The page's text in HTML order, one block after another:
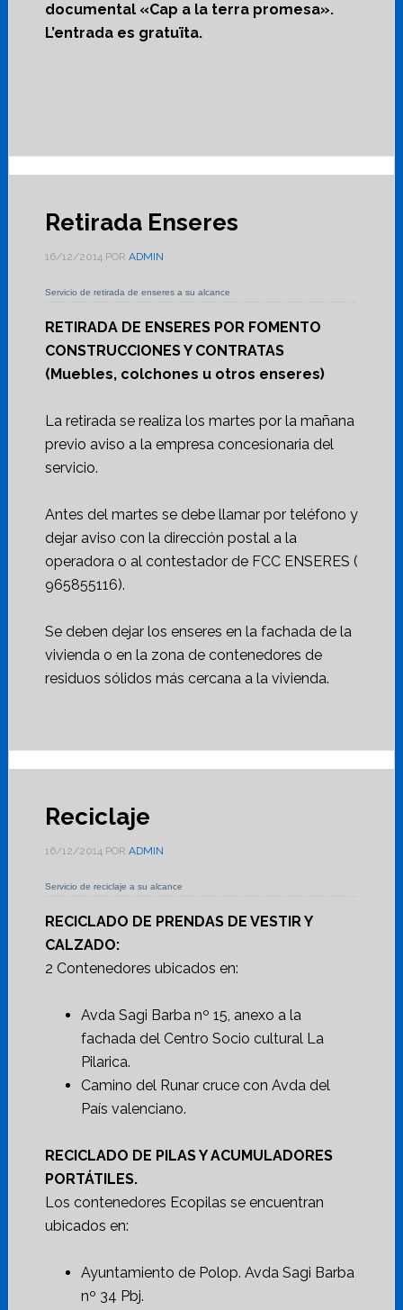
documental «Cap a la terra promesa».
L’entrada es gratuïta.
Retirada Enseres
16/12/2014POR ADMIN
Servicio de retirada de enseres a su alcance
RETIRADA DE ENSERES POR FOMENTO
CONSTRUCCIONES Y CONTRATAS
(Muebles, colchones u otros enseres)
La retirada se realiza los martes por la mañana
previo aviso a la empresa concesionaria del
servicio.
Antes del martes se debe llamar por teléfono y
dejar aviso con la dirección postal a la
operadora o al contestador de FCC ENSERES (
965855116).
Se deben dejar los enseres en la fachada de la
vivienda o en la zona de contenedores de
residuos sólidos más cercana a la vivienda.
Reciclaje
16/12/2014POR ADMIN
Servicio de reciclaje a su alcance
RECICLADO DE PRENDAS DE VESTIR Y
CALZADO:
2 Contenedores ubicados en:
Avda Sagi Barba nº 15, anexo a la
fachada del Centro Socio cultural La
Pilarica.
Camino del Runar cruce con Avda del
País valenciano.
RECICLADO DE PILAS Y ACUMULADORES
PORTÁTILES.
Los contenedores Ecopilas se encuentran
ubicados en:
Ayuntamiento de Polop. Avda Sagi Barba
nº 34 Pbj.